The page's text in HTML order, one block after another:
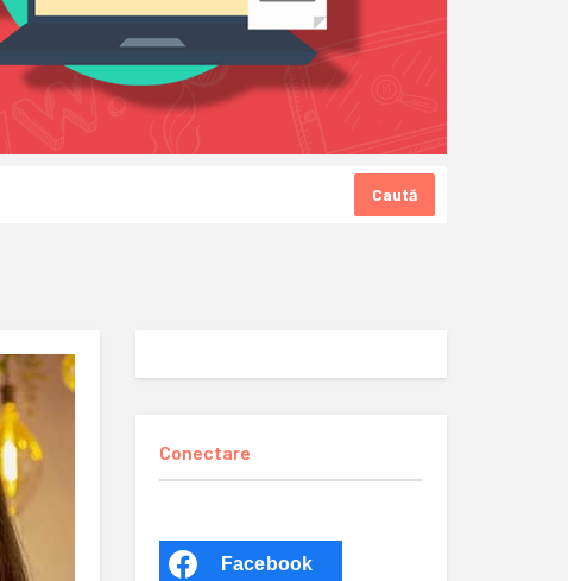
Caută
Conectare
Facebook